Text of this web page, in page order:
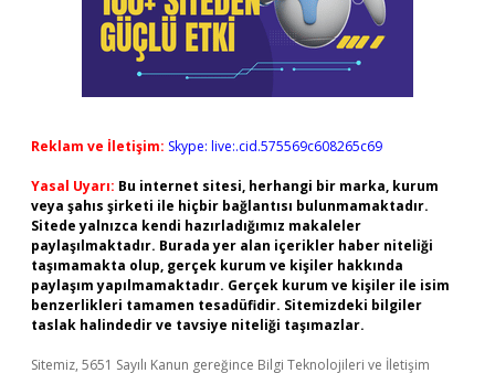
Reklam ve İletişim: Skype: live:.cid.575569c608265c69
Yasal Uyarı: Bu internet sitesi, herhangi bir marka, kurum
veya şahıs şirketi ile hiçbir bağlantısı bulunmamaktadır.
Sitede yalnızca kendi hazırladığımız makaleler
paylaşılmaktadır. Burada yer alan içerikler haber niteliği
taşımamakta olup, gerçek kurum ve kişiler hakkında
paylaşım yapılmamaktadır. Gerçek kurum ve kişiler ile isim
benzerlikleri tamamen tesadüfidir. Sitemizdeki bilgiler
taslak halindedir ve tavsiye niteliği taşımazlar.
Sitemiz, 5651 Sayılı Kanun gereğince Bilgi Teknolojileri ve İletişim